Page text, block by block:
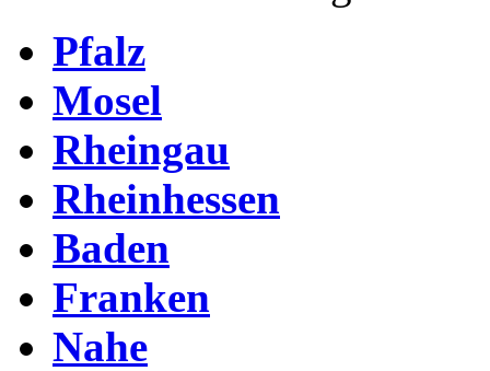
Pfalz
Mosel
Rheingau
Rheinhessen
Baden
Franken
Nahe